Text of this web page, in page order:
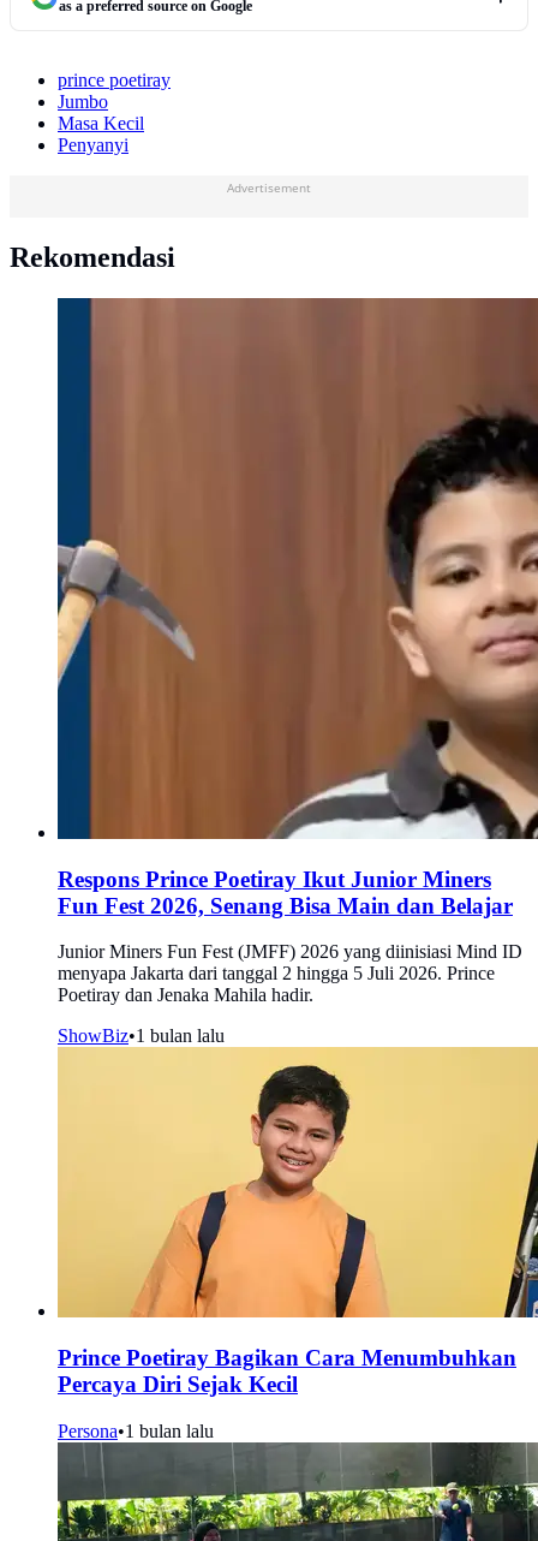
as a preferred source on Google
prince poetiray
Jumbo
Masa Kecil
Penyanyi
Advertisement
Rekomendasi
Respons Prince Poetiray Ikut Junior Miners
Fun Fest 2026, Senang Bisa Main dan Belajar
Junior Miners Fun Fest (JMFF) 2026 yang diinisiasi Mind ID
menyapa Jakarta dari tanggal 2 hingga 5 Juli 2026. Prince
Poetiray dan Jenaka Mahila hadir.
ShowBiz•1 bulan lalu
Prince Poetiray Bagikan Cara Menumbuhkan
Percaya Diri Sejak Kecil
Persona•1 bulan lalu